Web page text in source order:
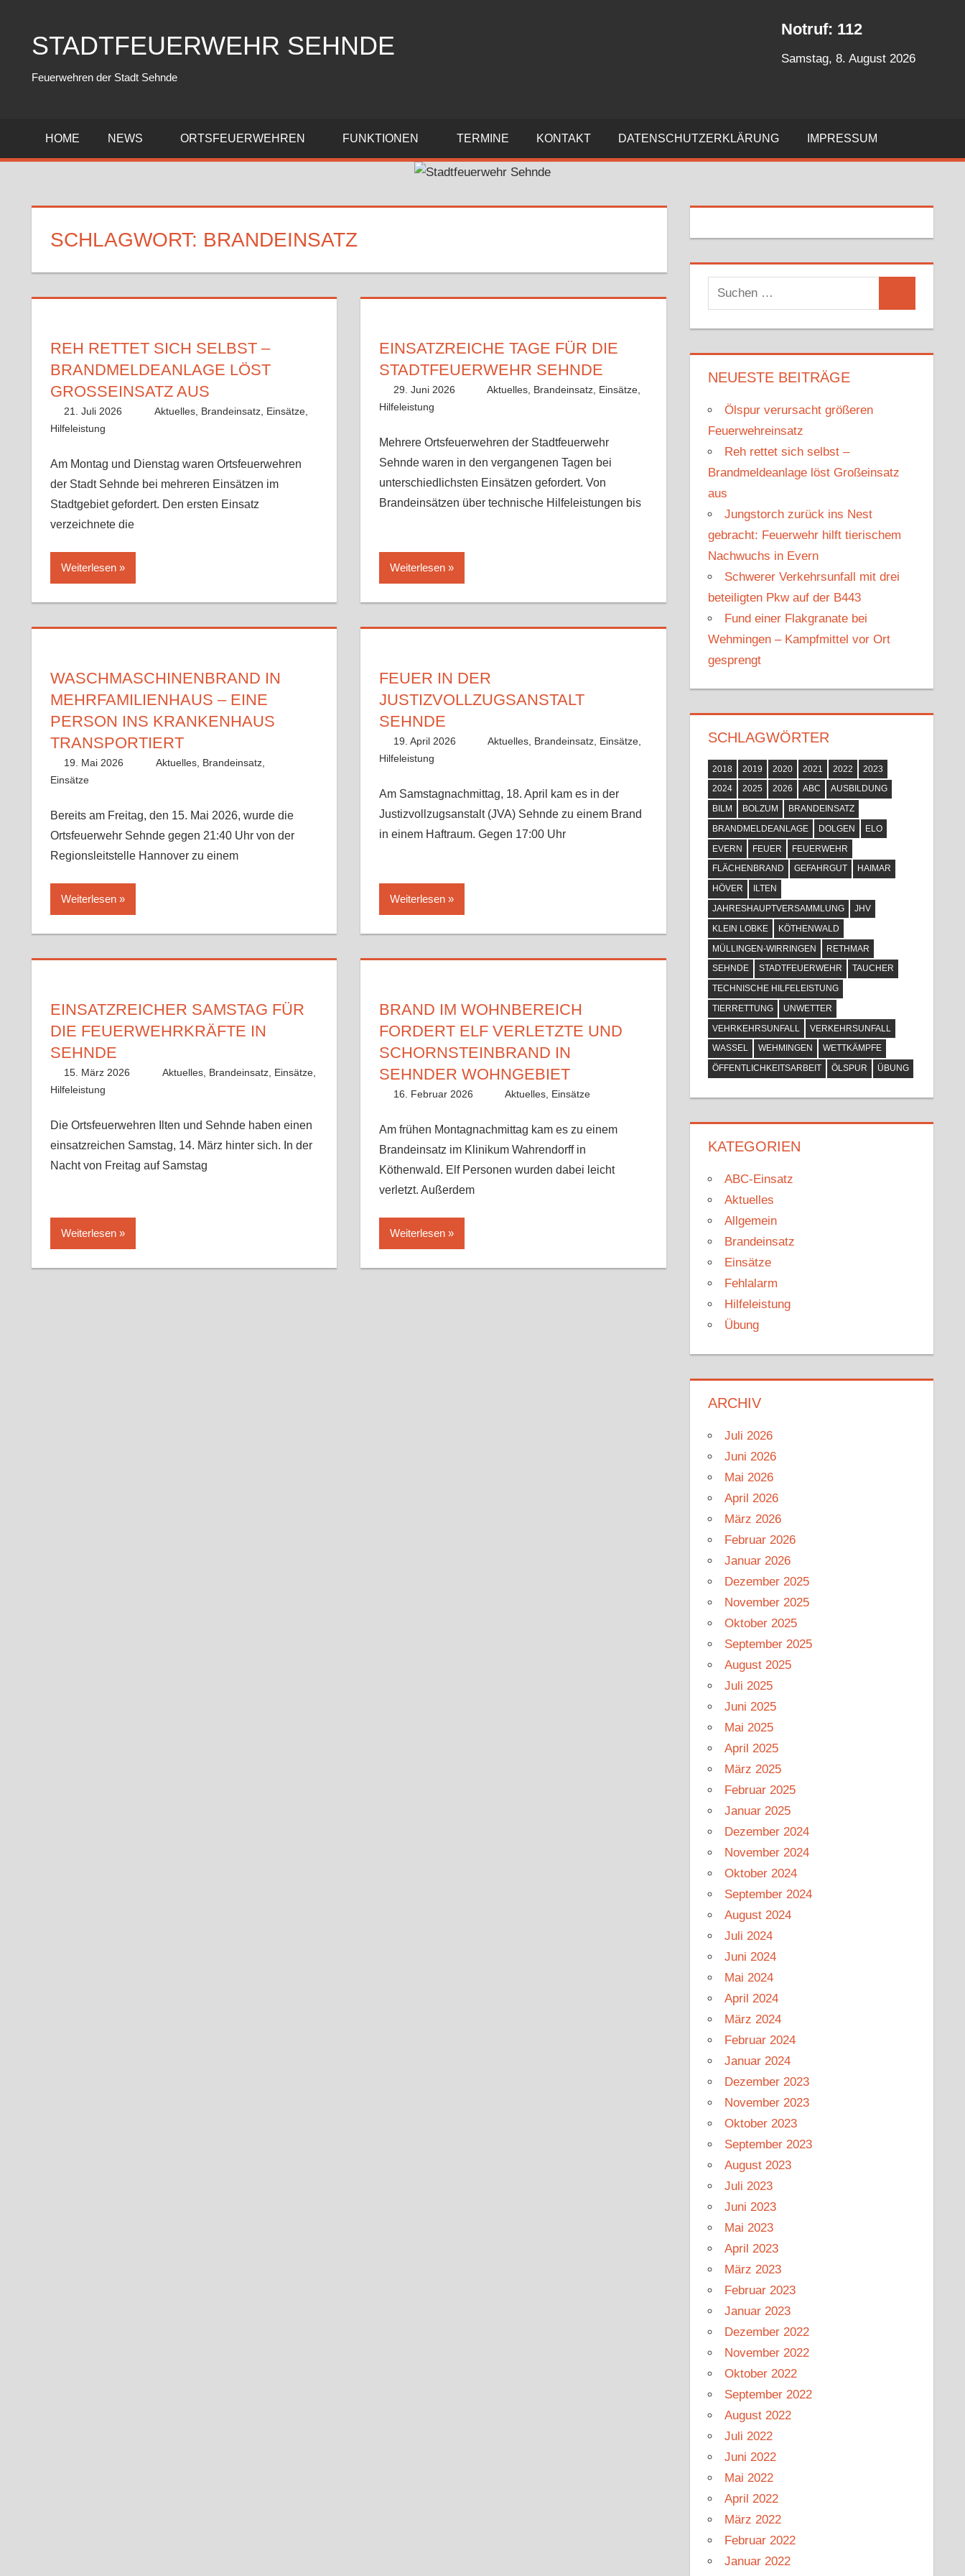
springenSTADTFEUERWEHR SEHNDE
Feuerwehren der Stadt Sehnde
Notruf: 112
Samstag, 8. August 2026
HOME NEWS ORTSFEUERWEHREN FUNKTIONEN TERMINE KONTAKT DATENSCHUTZERKLÄRUNG IMPRESSUM
SCHLAGWORT: BRANDEINSATZ
REH RETTET SICH SELBST –
BRANDMELDEANLAGE LÖST
GROSSEINSATZ AUS
21. Juli 2026 Paco
Aktuelles, Brandeinsatz, Einsätze,
Hilfeleistung
Am Montag und Dienstag waren Ortsfeuerwehren
der Stadt Sehnde bei mehreren Einsätzen im
Stadtgebiet gefordert. Den ersten Einsatz
verzeichnete die
Weiterlesen
EINSATZREICHE TAGE FÜR DIE
STADTFEUERWEHR SEHNDE
29. Juni 2026 Benedikt Nolle
Aktuelles Brandeinsatz Einsätze
Hilfeleistung
Mehrere Ortsfeuerwehren der Stadtfeuerwehr
Sehnde waren in den vergangenen Tagen bei
unterschiedlichsten Einsätzen gefordert. Von
Brandeinsätzen über technische Hilfeleistungen bis
Weiterlesen
WASCHMASCHINENBRAND IN
MEHRFAMILIENHAUS – EINE
PERSON INS KRANKENHAUS
TRANSPORTIERT
19. Mai 2026 Paco
Aktuelles, Brandeinsatz,
Einsätze
Bereits am Freitag, den 15. Mai 2026, wurde die
Ortsfeuerwehr Sehnde gegen 21:40 Uhr von der
Regionsleitstelle Hannover zu einem
Weiterlesen
FEUER IN DER
JUSTIZVOLLZUGSANSTALT
SEHNDE
19. April 2026 Lisa Nolle
Aktuelles Brandeinsatz Einsätze
Hilfeleistung
Am Samstagnachmittag, 18. April kam es in der
Justizvollzugsanstalt (JVA) Sehnde zu einem Brand
in einem Haftraum. Gegen 17:00 Uhr
Weiterlesen
EINSATZREICHER SAMSTAG FÜR
DIE FEUERWEHRKRÄFTE IN
SEHNDE
15. März 2026 Paco
Aktuelles, Brandeinsatz, Einsätze,
Hilfeleistung
Die Ortsfeuerwehren Ilten und Sehnde haben einen
einsatzreichen Samstag, 14. März hinter sich. In der
Nacht von Freitag auf Samstag
Weiterlesen
BRAND IM WOHNBEREICH
FORDERT ELF VERLETZTE UND
SCHORNSTEINBRAND IN
SEHNDER WOHNGEBIET
16. Februar 2026 Lisa Nolle
Aktuelles Einsätze
Am frühen Montagnachmittag kam es zu einem
Brandeinsatz im Klinikum Wahrendorff in
Köthenwald. Elf Personen wurden dabei leicht
verletzt. Außerdem
Weiterlesen
u
c
h
e
n
a
c
h
:
NEUESTE BEITRÄGE
Ölspur verursacht größeren
Feuerwehreinsatz
Reh rettet sich selbst –
Brandmeldeanlage löst Großeinsatz
aus
Jungstorch zurück ins Nest
gebracht: Feuerwehr hilft tierischem
Nachwuchs in Evern
Schwerer Verkehrsunfall mit drei
beteiligten Pkw auf der B443
Fund einer Flakgranate bei
Wehmingen – Kampfmittel vor Ort
gesprengt
SCHLAGWÖRTER
2018 2019 2020 2021 2022
2023
2024
2025 2026 ABC
AUSBILDUNG
BILM
BOLZUM
BRANDEINSATZ
BRANDMELDEANLAGE
DOLGEN
ELO
EVERN
FEUER
FEUERWEHR
FLÄCHENBRAND
GEFAHRGUT
HAIMAR
HÖVER
ILTEN
JAHRESHAUPTVERSAMMLUNG
JHV
KLEIN LOBKE
KÖTHENWALD
MÜLLINGEN-WIRRINGEN
RETHMAR
SEHNDE
STADTFEUERWEHR
TAUCHER
TECHNISCHE HILFELEISTUNG
TIERRETTUNG
UNWETTER
VEHRKEHRSUNFALL
VERKEHRSUNFALL
WASSEL
WEHMINGEN
WETTKÄMPFE
ÖFFENTLICHKEITSARBEIT
ÖLSPUR ÜBUNG
KATEGORIEN
ABC-Einsatz
Aktuelles
Allgemein
Brandeinsatz
Einsätze
Fehlalarm
Hilfeleistung
Übung
ARCHIV
Juli 2026
Juni 2026
Mai 2026
April 2026
März 2026
Februar 2026
Januar 2026
Dezember 2025
November 2025
Oktober 2025
September 2025
August 2025
Juli 2025
Juni 2025
Mai 2025
April 2025
März 2025
Februar 2025
Januar 2025
Dezember 2024
November 2024
Oktober 2024
September 2024
August 2024
Juli 2024
Juni 2024
Mai 2024
April 2024
März 2024
Februar 2024
Januar 2024
Dezember 2023
November 2023
Oktober 2023
September 2023
August 2023
Juli 2023
Juni 2023
Mai 2023
April 2023
März 2023
Februar 2023
Januar 2023
Dezember 2022
November 2022
Oktober 2022
September 2022
August 2022
Juli 2022
Juni 2022
Mai 2022
April 2022
März 2022
Februar 2022
Januar 2022